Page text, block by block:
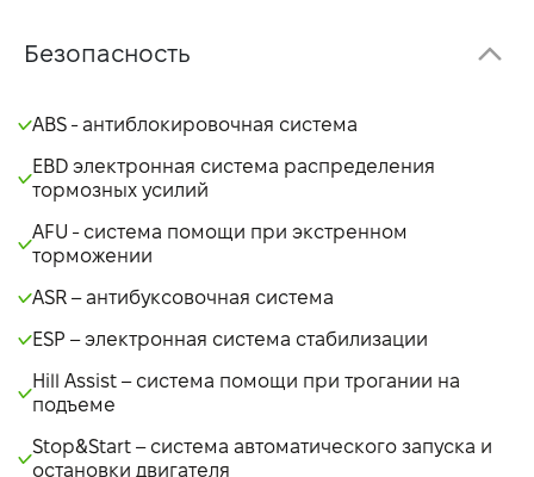
Безопасность
ABS - антиблокировочная система
EBD электронная система распределения
тормозных усилий
AFU - система помощи при экстренном
торможении
ASR – антибуксовочная система
ESP – электронная система стабилизации
Hill Assist – система помощи при трогании на
подъеме
Stop&Start – система автоматического запуска и
остановки двигателя